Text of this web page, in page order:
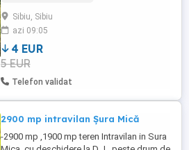
(alăturat)teren arabil in Sura Mica peste
Vale Pret 4,5 euro mp -14400 mp teren
arabil Șura ...
Sibiu, Sibiu
azi 09:05
4 EUR
5 EUR
Telefon validat
2900 mp intravilan Șura Mică
-2900 mp ,1900 mp teren Intravilan in Sura